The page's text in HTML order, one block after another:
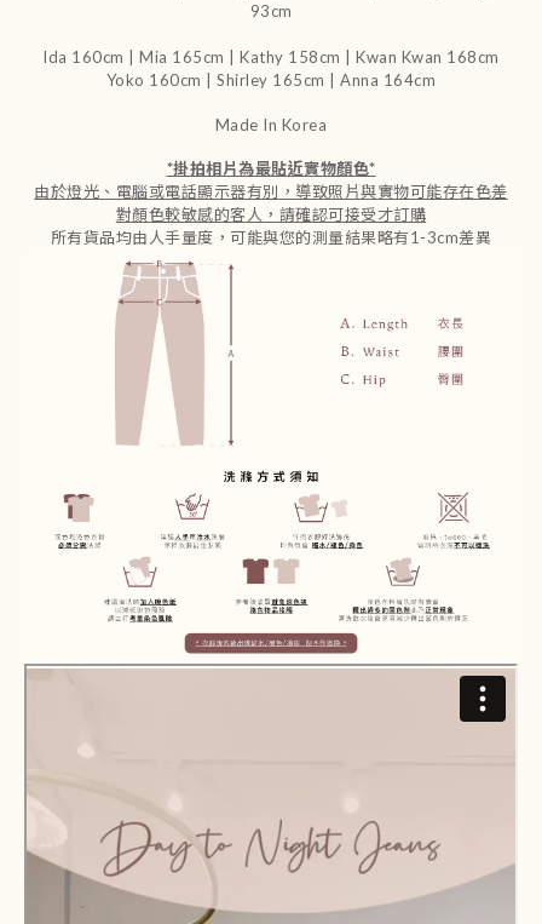
93cm
Ida 160cm | Mia 165cm | Kathy 158cm |
Kwan Kwan 168cm
Yoko 160cm | Shirley 165cm
| Anna 164cm
Made In Korea
*掛拍相片為最貼近實物顏色*
由於燈光、電腦或電話顯示器有別，導致照片與實物可能存在色差
對顏色較敏感的客人，請確認可接受才訂購
所有貨品均由人手量度，可能與您的測量結果略有1-3cm差異